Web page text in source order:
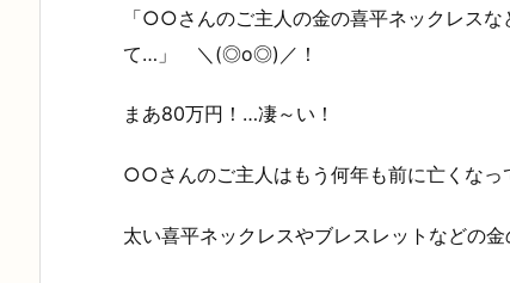
「○○さんのご主人の金の喜平ネックレス
て…」 ＼(◎o◎)／！
まあ80万円！…凄～い！
○○さんのご主人はもう何年も前に亡くなっ
太い喜平ネックレスやブレスレットなどの